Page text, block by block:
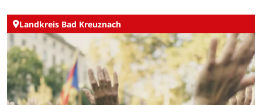
Landkreis Bad Kreuznach